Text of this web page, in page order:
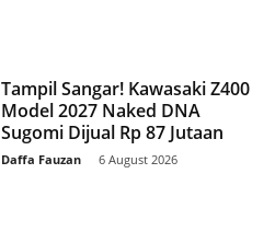
Tampil Sangar! Kawasaki Z400
Model 2027 Naked DNA
Sugomi Dijual Rp 87 Jutaan
Daffa Fauzan 6 August 2026